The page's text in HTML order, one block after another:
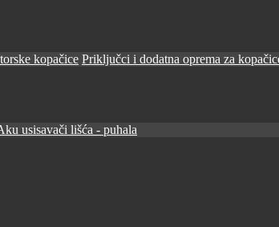
kopačice Priključci i dodatna oprema za
usisavači lišća - puhala